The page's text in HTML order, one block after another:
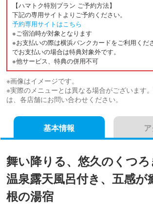
【ハマトク特別プラン ご予約方法】
下記の専用サイトよりご予約ください。
予約専用サイトはこちら
※ご宿泊時が対象となります
※お支払いの際は横浜バンクカードをご利用くだ
でお支払いの場合は特典対象外です。
※他サービス、特典の併用不可
※画像はイメージです。
※実際のメニューとは異なる場合がございます
は、各店舗にお問い合わせください。
基本情報
舞い降りる、悠久のくつ
温泉露天風呂付き、五感が
根の湯宿